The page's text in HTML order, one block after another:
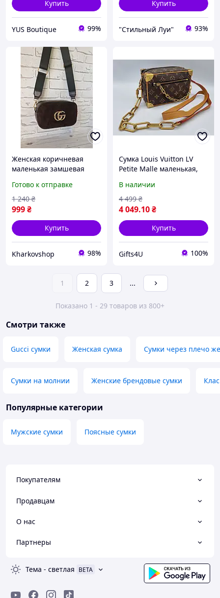
Купить
YUS Boutique 99%
Купить
"Стильный Луи" 93%
Женская коричневая
маленькая замшевая
Готово к отправке
999₴
1 240 ₴
Купить
Kharkovshop 98%
Сумка Louis Vuitton LV
Petite Malle маленькая,
бренда
В наличии
4 049.10₴
4 499 ₴
Купить
Gifts4U 100%
1 2 3 ...
Показано 1 - 29 товаров из 800+
Смотри также
Gucci сумки Женская сумка Сумки через плечо
Сумки на молнии Женские брендовые сумки
Популярные категории
Мужские сумки Поясные сумки
Покупателям
Продавцам
О нас
Партнеры
Тема - светлая BETA